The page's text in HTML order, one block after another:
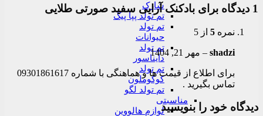
شارک
تم تولد پپا پیگ
تم تولد
حیوانات
تم تولد
دایناسور
تم تولد
کوکوملون
تم تولد لگو
مناسبتی
لوازم هالووین
1 دیدگاه برای بادکنک آرایی سفید صورتی طلایی
نمره 5 از 5
shadzi
– مهر 21, 1404
برای اطلاع از قیمت ها و هماهنگی با شماره 09301861617
تماس بگیرید .
دیدگاه خود را بنویسید